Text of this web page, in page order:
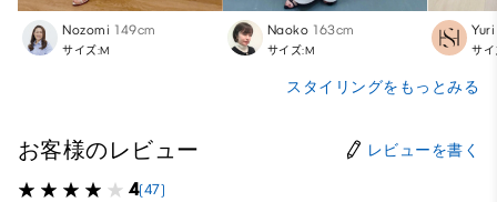
Nozomi 149cm
サイズ:M
Naoko 163cm
サイズ:M
Yuri
サ
スタイリングをもっとみる
お客様のレビュー レビューを書く
4(47)